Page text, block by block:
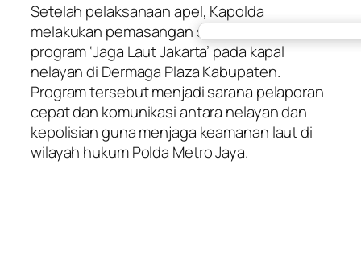
Setelah pelaksanaan apel, Kapolda
melakukan pemasangan stiker barcode
program ‘Jaga Laut Jakarta’ pada kapal
nelayan di Dermaga Plaza Kabupaten.
Program tersebut menjadi sarana pelaporan
cepat dan komunikasi antara nelayan dan
kepolisian guna menjaga keamanan laut di
wilayah hukum Polda Metro Jaya.